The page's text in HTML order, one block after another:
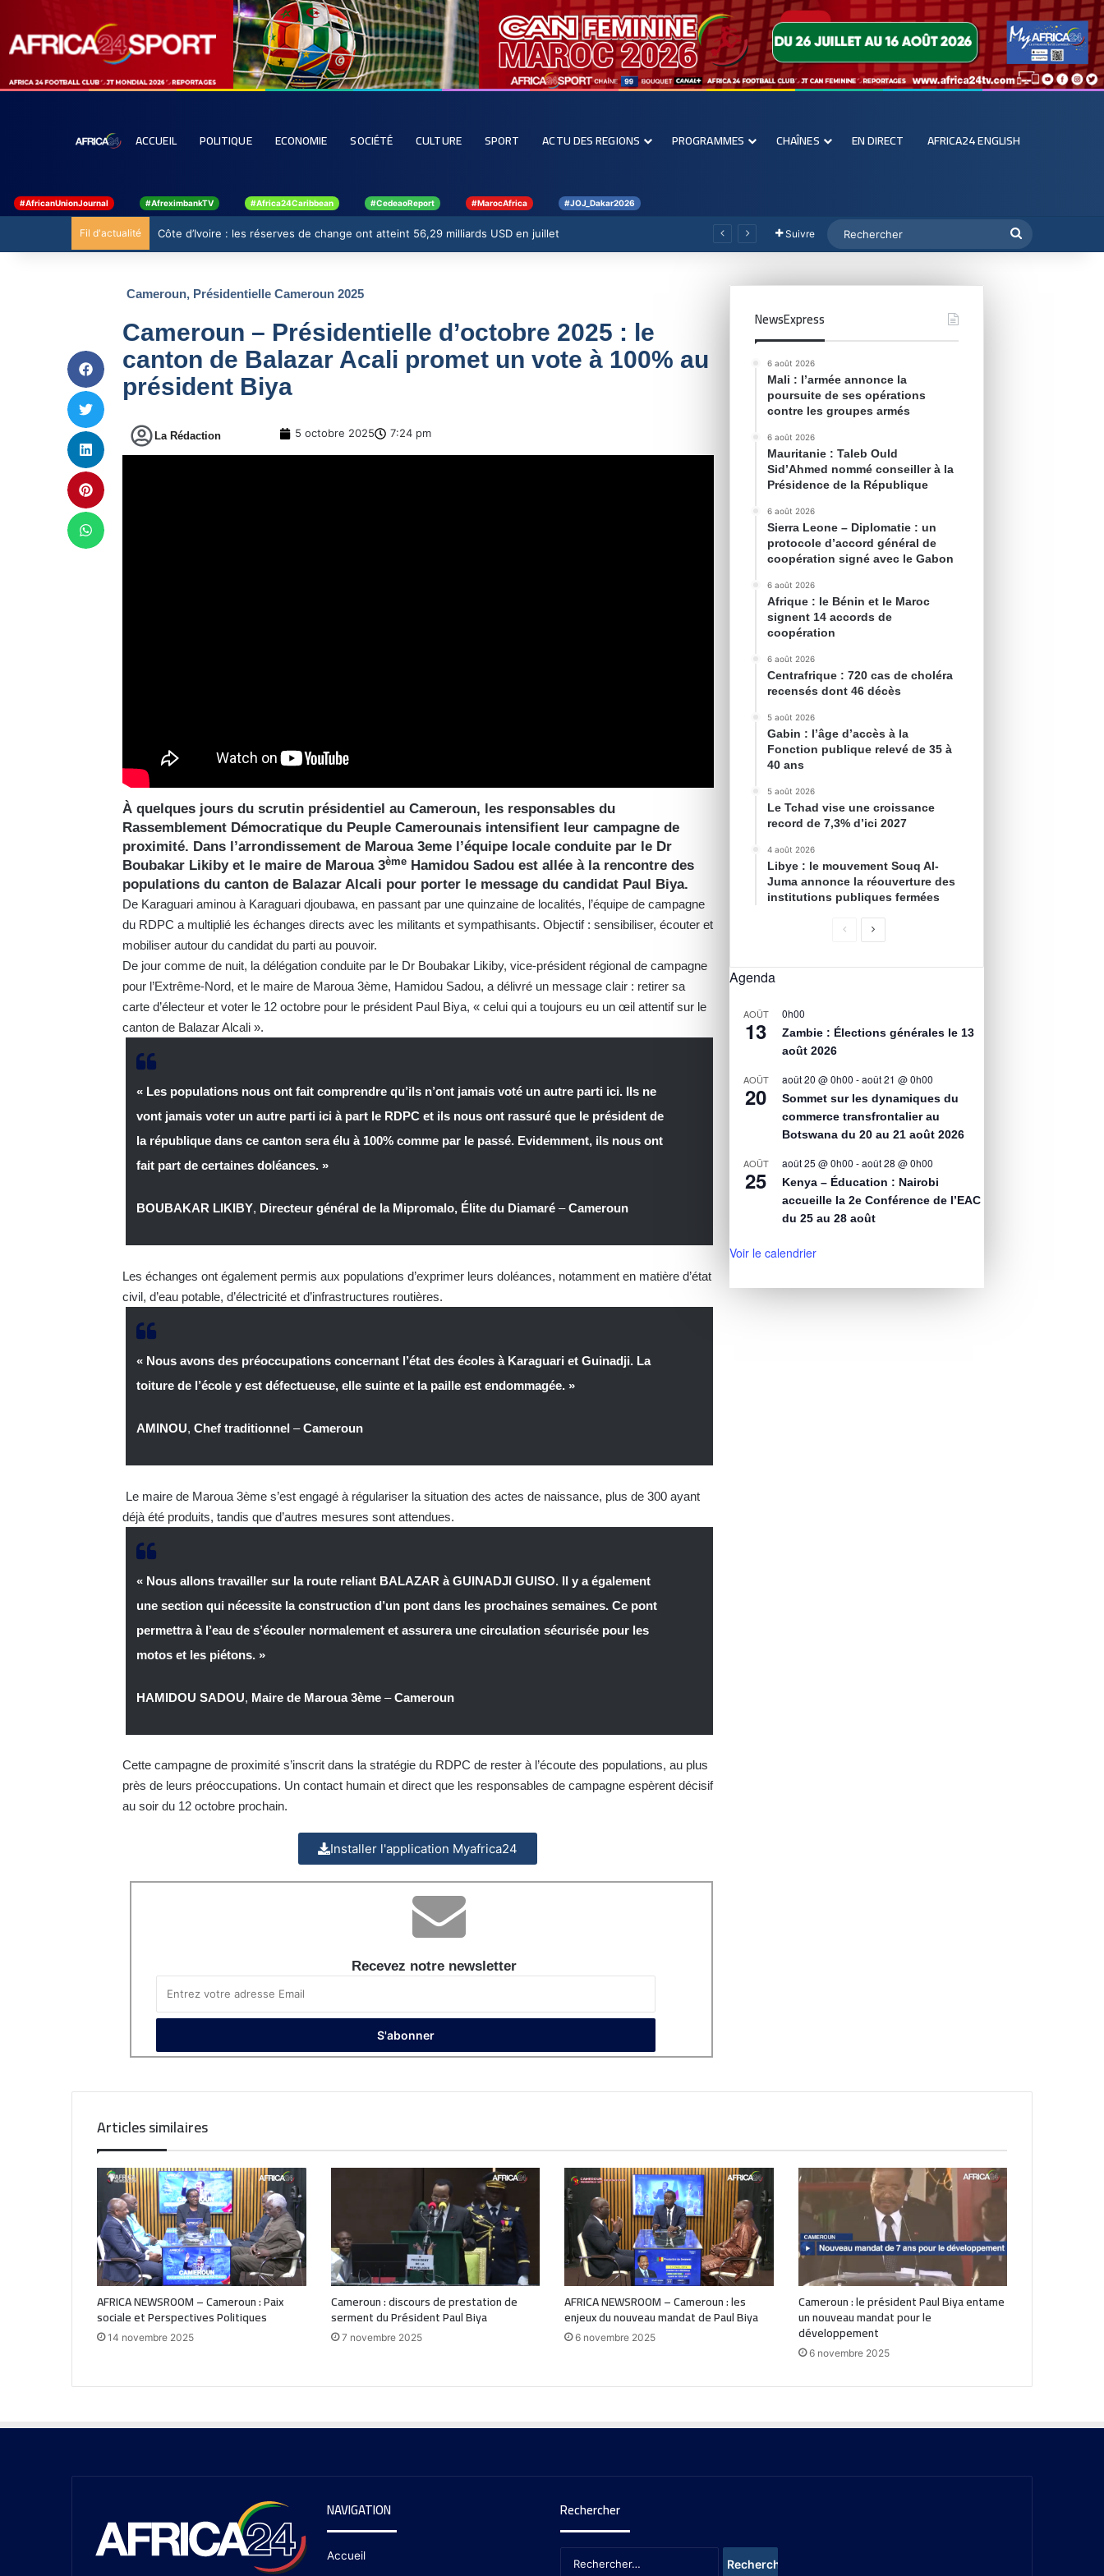
ACCUEIL POLITIQUE ECONOMIE SOCIÉTÉ CULTURE SPORT ACTU DES REGIONS PROGRAMMES CHAÎNES EN DIRECT AFRICA24 ENGLISH
#AfricanUnionJournal #AfreximbankTV #Africa24Caribbean #CedeaoReport #MarocAfrica #JOJ_Dakar2026
Fil d'actualité Côte d’Ivoire : les réserves de change ont atteint 56,29 milliards USD en juillet Suivre
Cameroun, Présidentielle Cameroun 2025
Cameroun – Présidentielle d’octobre 2025 : le
canton de Balazar Acali promet un vote à 100% au
président Biya
La Rédaction 5 octobre 2025 7:24 pm
À quelques jours du scrutin présidentiel au Cameroun, les responsables du
Rassemblement Démocratique du Peuple Camerounais intensifient leur campagne de
proximité. Dans l’arrondissement de Maroua 3eme l’équipe locale conduite par le Dr
Boubakar Likiby et le maire de Maroua 3èmeHamidou Sadou est allée à la rencontre des
populations du canton de Balazar Alcali pour porter le message du candidat Paul Biya.
De Karaguari aminou à Karaguari djoubawa, en passant par une quinzaine de localités, l’équipe de campagne
du RDPC a multiplié les échanges directs avec les militants et sympathisants. Objectif : sensibiliser, écouter et
mobiliser autour du candidat du parti au pouvoir.
De jour comme de nuit, la délégation conduite par le Dr Boubakar Likiby, vice-président régional de campagne
pour l’Extrême-Nord, et le maire de Maroua 3ème, Hamidou Sadou, a délivré un message clair : retirer sa
carte d’électeur et voter le 12 octobre pour le président Paul Biya, « celui qui a toujours eu un œil attentif sur le
canton de Balazar Alcali ».
« Les populations nous ont fait comprendre qu’ils n’ont jamais voté un autre parti ici. Ils ne
vont jamais voter un autre parti ici à part le RDPC et ils nous ont rassuré que le président de
la république dans ce canton sera élu à 100% comme par le passé. Evidemment, ils nous ont
fait part de certaines doléances. »
BOUBAKAR LIKIBY, Directeur général de la Mipromalo, Élite du Diamaré –Cameroun
Les échanges ont également permis aux populations d’exprimer leurs doléances, notamment en matière d’état
civil, d’eau potable, d’électricité et d’infrastructures routières.
« Nous avons des préoccupations concernant l’état des écoles à Karaguari et Guinadji. La
toiture de l’école y est défectueuse, elle suinte et la paille est endommagée. »
AMINOU,Chef traditionnel –Cameroun
Le maire de Maroua 3ème s’est engagé à régulariser la situation des actes de naissance, plus de 300 ayant
déjà été produits, tandis que d’autres mesures sont attendues.
« Nous allons travailler sur la route reliant BALAZAR à GUINADJI GUISO. Il y a également
une section qui nécessite la construction d’un pont dans les prochaines semaines. Ce pont
permettra à l’eau de s’écouler normalement et assurera une circulation sécurisée pour les
motos et les piétons. »
HAMIDOU SADOU, Maire de Maroua 3ème –Cameroun
Cette campagne de proximité s’inscrit dans la stratégie du RDPC de rester à l’écoute des populations, au plus
près de leurs préoccupations. Un contact humain et direct que les responsables de campagne espèrent décisif
au soir du 12 octobre prochain.
Installer l'application Myafrica24
Recevez notre newsletter
NewsExpress
6 août 2026
Mali : l’armée annonce la
poursuite de ses opérations
contre les groupes armés
6 août 2026
Mauritanie : Taleb Ould
Sid’Ahmed nommé conseiller à la
Présidence de la République
6 août 2026
Sierra Leone – Diplomatie : un
protocole d’accord général de
coopération signé avec le Gabon
6 août 2026
Afrique : le Bénin et le Maroc
signent 14 accords de
coopération
6 août 2026
Centrafrique : 720 cas de choléra
recensés dont 46 décès
5 août 2026
Gabin : l’âge d’accès à la
Fonction publique relevé de 35 à
40 ans
5 août 2026
Le Tchad vise une croissance
record de 7,3% d’ici 2027
4 août 2026
Libye : le mouvement Souq Al-
Juma annonce la réouverture des
institutions publiques fermées
Agenda
AOÛT
13
0h00
Zambie : Élections générales le 13
août 2026
AOÛT
20
août 20 @ 0h00 -août 21 @ 0h00
Sommet sur les dynamiques du
commerce transfrontalier au
Botswana du 20 au 21 août 2026
AOÛT
25
août 25 @ 0h00 -août 28 @ 0h00
Kenya – Éducation : Nairobi
accueille la 2e Conférence de l’EAC
du 25 au 28 août
Voir le calendrier
Articles similaires
AFRICA NEWSROOM – Cameroun : Paix
sociale et Perspectives Politiques
14 novembre 2025
Cameroun : discours de prestation de
serment du Président Paul Biya
7 novembre 2025
AFRICA NEWSROOM – Cameroun : les
enjeux du nouveau mandat de Paul Biya
6 novembre 2025
Cameroun : le président Paul Biya entame
un nouveau mandat pour le
développement
6 novembre 2025
NAVIGATION
Accueil
Rechercher